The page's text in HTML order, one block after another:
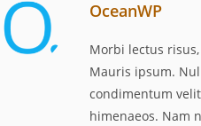
OceanWP
Morbi lectus
Mauris ipsum.
condimentum
himenaeos. Nam